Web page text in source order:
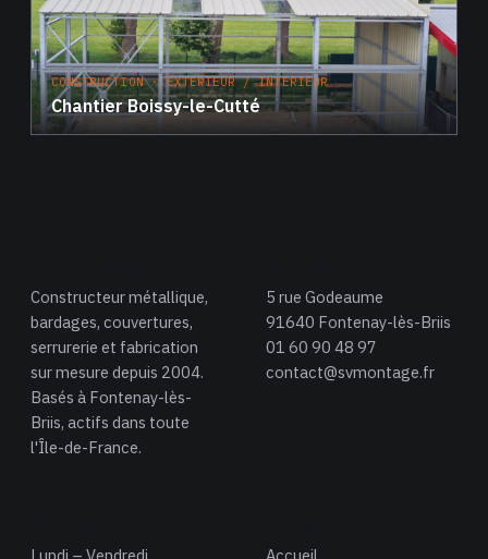
CONSTRUCTION · EXTERIEUR / INTERIEUR
Chantier Boissy-le-Cutté
Constructeur métallique,
bardages, couvertures,
serrurerie et fabrication
sur mesure depuis 2004.
Basés à Fontenay-lès-
Briis, actifs dans toute
l'Île-de-France.
5 rue Godeaume
91640 Fontenay-lès-Briis
01 60 90 48 97
contact@svmontage.fr
Lundi – Vendredi Accueil